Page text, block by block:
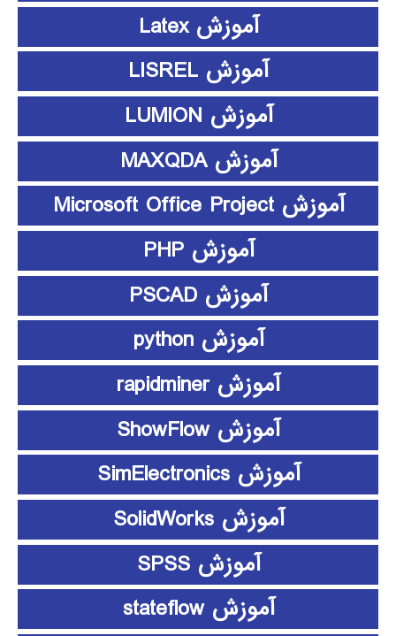
آموزش Latex
آموزش LISREL
آموزش LUMION
آموزش MAXQDA
آموزش Microsoft Office Project
آموزش PHP
آموزش PSCAD
آموزش python
آموزش rapidminer
آموزش ShowFlow
آموزش SimElectronics
آموزش SolidWorks
آموزش SPSS
آموزش stateflow